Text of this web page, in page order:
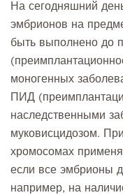
На сегодняшний
эмбрионов на
быть выполнено до
моногенных
ПИД
наследственными
муковисцидозом.
хромосомах
если все эмбрионы
например, на